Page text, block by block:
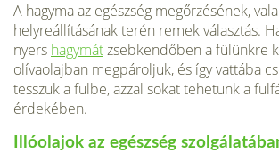
A hagyma az egészség megőrzésének,
helyreállításának terén remek választás.
nyers hagymátzsebkendőben a fülünkre
olívaolajban megpároljuk, és így vattába
tesszük a fülbe, azzal sokat tehetünk a
érdekében.
Illóolajok az egészség